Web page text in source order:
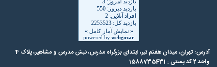
آدرس: تهران، میدان هفتم تیر، ابتدای بزرگراه مدرس،‌ نبش مدرس و مشاهیر، پلاک 4
واحد 2 کد پستی : 1588735431